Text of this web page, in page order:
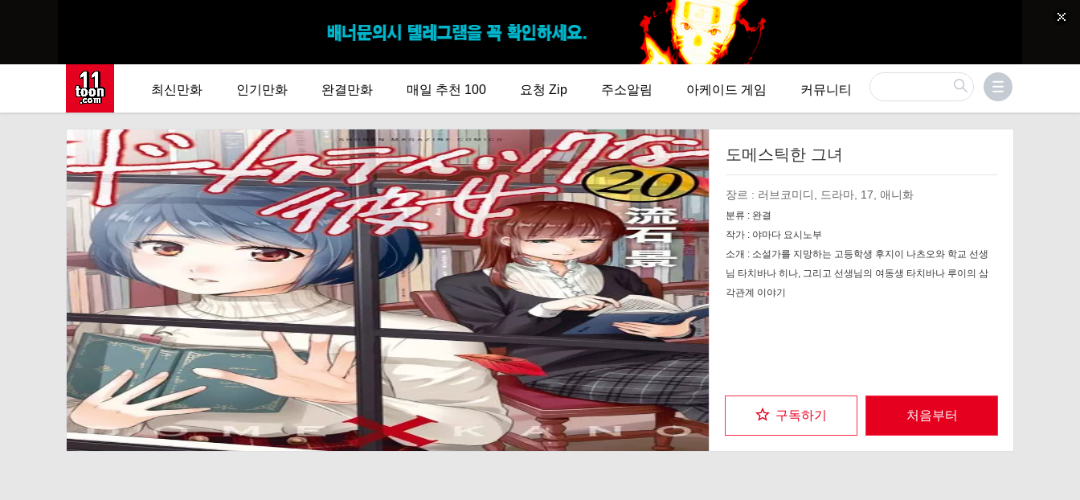
최신만화 인기만화 완결만화 매일 추천 100 요청 Zip 주소알림 아케이드 게임 커뮤니티
도메스틱한 그녀
구독하기 처음부터
장르 : 러브코미디, 드라마, 17, 애니화
분류 : 완결
작가 : 야마다 요시노부
소개 : 소설가를 지망하는 고등학생 후지이 나츠오와 학교 선생
님 타치바나 히나, 그리고 선생님의 여동생 타치바나 루이의 삼
각관계 이야기